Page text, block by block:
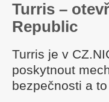
Turris –
Republic
Turris je v
poskytnout
bezpečnosti a